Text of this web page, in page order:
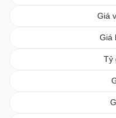
Giá
Giá
Tỷ